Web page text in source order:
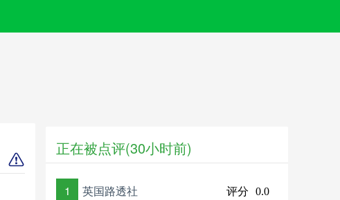
正在被点评(30小时前)
1 英国路透社 评分 0.0